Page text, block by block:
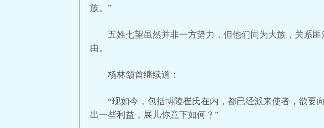
族。”
五姓七望虽然并非一方势力，但他们同为大族，关系
由。
杨林颔首继续道：
“现如今，包括博陵崔氏在内，都已经派来使者，欲要
出一些利益，展儿你意下如何？”